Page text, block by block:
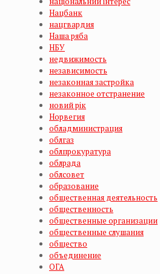
Нацбанк
нацгвардия
Наша ряба
НБУ
недвижимость
независимость
незаконная застройка
незаконное отстранение
новий рік
Норвегия
обладминистрация
облгаз
облпрокуратура
облрада
облсовет
образование
общественная деятельность
общественность
общественные организации
общественные слушания
общество
объединение
ОГА